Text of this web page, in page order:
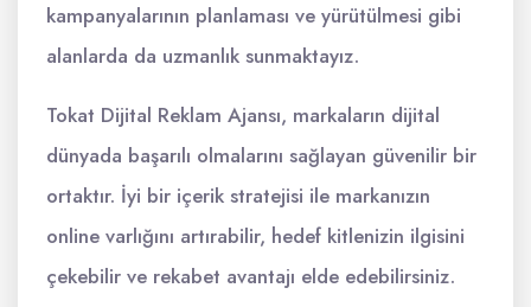
kampanyalarının planlaması ve yürütülmesi gibi
alanlarda da uzmanlık sunmaktayız.
Tokat Dijital Reklam Ajansı, markaların dijital
dünyada başarılı olmalarını sağlayan güvenilir bir
ortaktır. İyi bir içerik stratejisi ile markanızın
online varlığını artırabilir, hedef kitlenizin ilgisini
çekebilir ve rekabet avantajı elde edebilirsiniz.